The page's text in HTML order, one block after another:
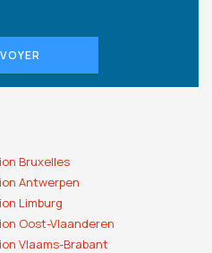
Bruxelles
Antwerpen
Limburg
Oost-Vlaanderen
Vlaams-Brabant